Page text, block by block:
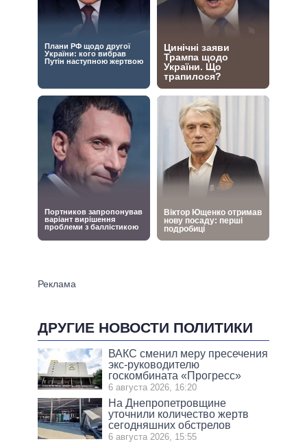
ДРУГИЕ НОВОСТИ ПОЛИТИКИ
ВАКС сменил меру пресечения
экс-руководителю
госкомбината «Прогресс»
6 августа 2026, 16:20
На Днепропетровщине
уточнили количество жертв
сегодняшних обстрелов
6 августа 2026, 15:55